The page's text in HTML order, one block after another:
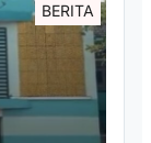
BERITA